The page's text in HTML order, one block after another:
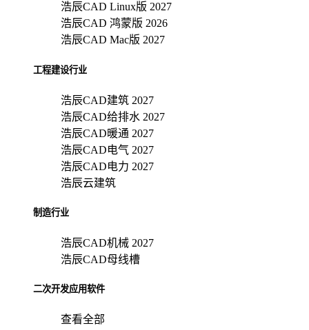
浩辰CAD Linux版 2027
浩辰CAD 鸿蒙版 2026
浩辰CAD Mac版 2027
工程建设行业
浩辰CAD建筑 2027
浩辰CAD给排水 2027
浩辰CAD暖通 2027
浩辰CAD电气 2027
浩辰CAD电力 2027
浩辰云建筑
制造行业
浩辰CAD机械 2027
浩辰CAD母线槽
二次开发应用软件
查看全部